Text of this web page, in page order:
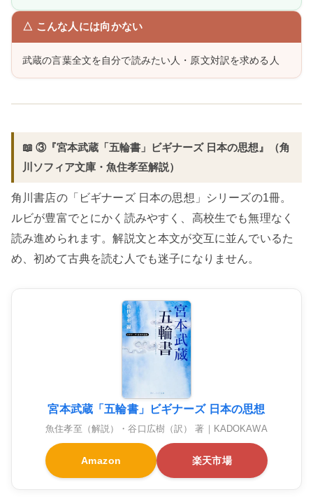
△ こんな人には向かない
武蔵の言葉全文を自分で読みたい人・原文対訳を求める人
📖 ③『宮本武蔵「五輪書」ビギナーズ 日本の思想』（角
川ソフィア文庫・魚住孝至解説）
角川書店の「ビギナーズ 日本の思想」シリーズの1冊。
ルビが豊富でとにかく読みやすく、高校生でも無理なく
読み進められます。解説文と本文が交互に並んでいるた
め、初めて古典を読む人でも迷子になりません。
宮本武蔵「五輪書」ビギナーズ 日本の思想
魚住孝至（解説）・谷口広樹（訳） 著｜KADOKAWA
Amazon 楽天市場